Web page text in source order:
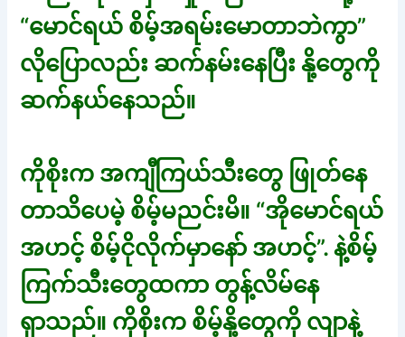
“မောင်ရယ် စိမ့်အရမ်းမောတာဘဲကွာ”
လိုပြောလည်း ဆက်နမ်းနေပြီး နို့တွေကို
ဆက်နယ်နေသည်။
ကိုစိုးက အကျီကြယ်သီးတွေ ဖြုတ်နေ
တာသိပေမဲ့ စိမ့်မညင်းမိ။ “အိုမောင်ရယ်
အဟင့် စိမ့်ငိုလိုက်မှာနော် အဟင့်”. နဲ့စိမ့်
ကြက်သီးတွေထကာ တွန့်လိမ်နေ
ရှာသည်။ ကိုစိုးက စိမ့်နို့တွေကို လျာနဲ့